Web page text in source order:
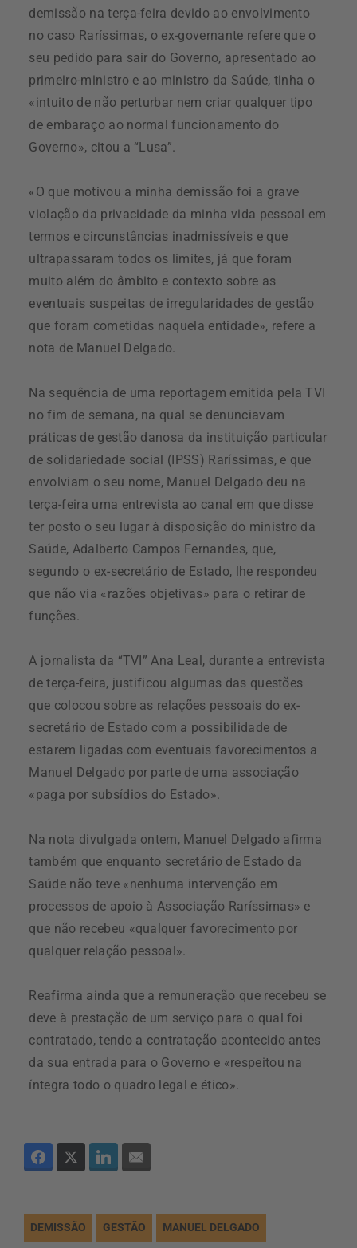
demissão na terça-feira devido ao envolvimento
no caso Raríssimas, o ex-governante refere que o
seu pedido para sair do Governo, apresentado ao
primeiro-ministro e ao ministro da Saúde, tinha o
«intuito de não perturbar nem criar qualquer tipo
de embaraço ao normal funcionamento do
Governo», citou a “Lusa”.
«O que motivou a minha demissão foi a grave
violação da privacidade da minha vida pessoal em
termos e circunstâncias inadmissíveis e que
ultrapassaram todos os limites, já que foram
muito além do âmbito e contexto sobre as
eventuais suspeitas de irregularidades de gestão
que foram cometidas naquela entidade», refere a
nota de Manuel Delgado.
Na sequência de uma reportagem emitida pela TVI
no fim de semana, na qual se denunciavam
práticas de gestão danosa da instituição particular
de solidariedade social (IPSS) Raríssimas, e que
envolviam o seu nome, Manuel Delgado deu na
terça-feira uma entrevista ao canal em que disse
ter posto o seu lugar à disposição do ministro da
Saúde, Adalberto Campos Fernandes, que,
segundo o ex-secretário de Estado, lhe respondeu
que não via «razões objetivas» para o retirar de
funções.
A jornalista da “TVI” Ana Leal, durante a entrevista
de terça-feira, justificou algumas das questões
que colocou sobre as relações pessoais do ex-
secretário de Estado com a possibilidade de
estarem ligadas com eventuais favorecimentos a
Manuel Delgado por parte de uma associação
«paga por subsídios do Estado».
Na nota divulgada ontem, Manuel Delgado afirma
também que enquanto secretário de Estado da
Saúde não teve «nenhuma intervenção em
processos de apoio à Associação Raríssimas» e
que não recebeu «qualquer favorecimento por
qualquer relação pessoal».
Reafirma ainda que a remuneração que recebeu se
deve à prestação de um serviço para o qual foi
contratado, tendo a contratação acontecido antes
da sua entrada para o Governo e «respeitou na
íntegra todo o quadro legal e ético».
DEMISSÃO GESTÃO MANUEL DELGADO